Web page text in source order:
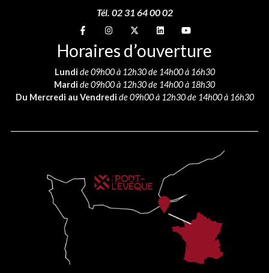
Tél. 02 31 64 00 02
Suivez-nous sur
Suivez-nous sur
Suivez-nous sur
Suivez-nous sur
Suivez-nous sur
Horaires d’ouverture
Lundi de 09h00 à 12h30 de 14h00 à 16h30
Mardi de 09h00 à 12h30 de 14h00 à 18h30
Du Mercredi au Vendredi de 09h00 à 12h30 de 14h00 à 16h30